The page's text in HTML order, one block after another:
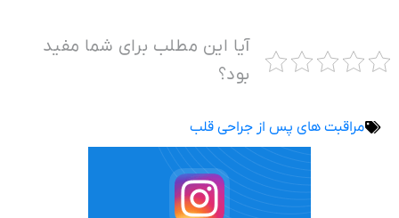
آیا این مطلب برای شما مفید
بود؟
مراقبت های پس از جراحی قلب